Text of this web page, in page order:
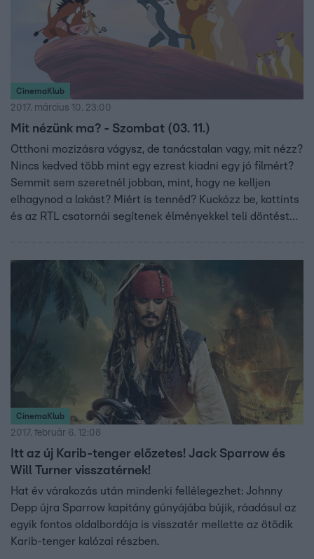
CinemaKlub
2017. március 10. 23:00
Mit nézünk ma? - Szombat (03. 11.)
Otthoni mozizásra vágysz, de tanácstalan vagy, mit nézz?
Nincs kedved több mint egy ezrest kiadni egy jó filmért?
Semmit sem szeretnél jobban, mint, hogy ne kelljen
elhagynod a lakást? Miért is tennéd? Kuckózz be, kattints
és az RTL csatornái segítenek élményekkel teli döntést
CinemaKlub
2017. február 6. 12:08
Itt az új Karib-tenger előzetes! Jack Sparrow és
Will Turner visszatérnek!
Hat év várakozás után mindenki fellélegezhet: Johnny
Depp újra Sparrow kapitány gúnyájába bújik, ráadásul az
egyik fontos oldalbordája is visszatér mellette az ötödik
Karib-tenger kalózai részben.